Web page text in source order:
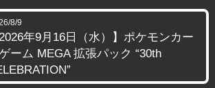
8/9
2026年9月16日（水）】ポケモンカー
ゲーム MEGA 拡張パック “30th